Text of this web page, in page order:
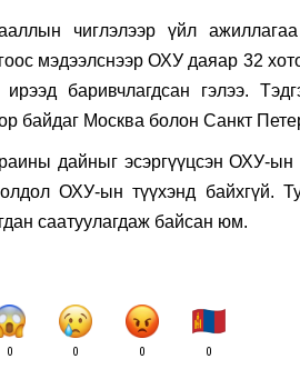
чиглэлээр үйл
мэдээлснээр ОХУ даяар 32
ирээд баривчлагдсан гэлээ.
байдаг Москва болон Санкт
дайныг эсэргүүцсэн ОХУ-
ОХУ-ын түүхэнд байхгүй.
саатуулагдаж байсан юм.
0 0 0 0